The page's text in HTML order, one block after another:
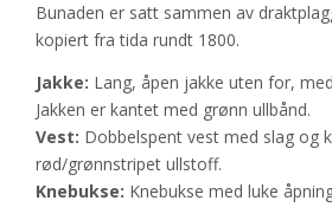
Bunaden er satt sammen av
kopiert fra tida rundt 1800.
Jakke: Lang, åpen jakke uten for,
Jakken er kantet med grønn ullbånd.
Vest: Dobbelspent vest med slag og
rød/grønnstripet ullstoff.
Knebukse: Knebukse med luke